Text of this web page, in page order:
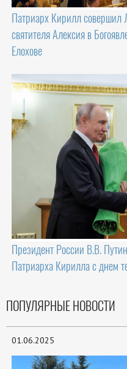
Патриарх Кирилл совершил
святителя Алексия в
Елохове
Президент России В.В.
Патриарха Кирилла с днем
ПОПУЛЯРНЫЕ НОВОСТИ
01.06.2025